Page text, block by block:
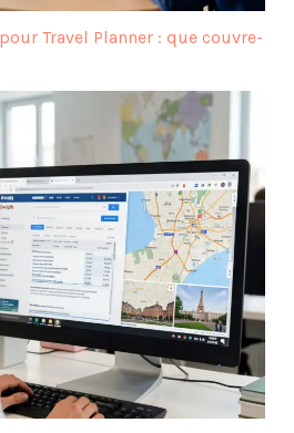
Travel Planner : que couvre-